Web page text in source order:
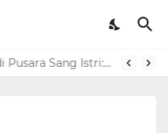
Pesan Haru Pesulap Merah di Pusara Sang Istri: Sekarang Kamu Enggak Perlu Sakit Disuntik Lagi
Raffi Ahmad Masih di LN, Kirim Rp 1 M ke Jeje Buat Korban Longsor Bandung Barat